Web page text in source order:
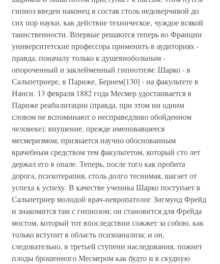
гипноз введен наконец в состав столь недоверчивой до
сих пор науки, как действие техническое, чуждое всякой
таинственности. Впервые решаются теперь во Франции
университетские профессора применить в аудиториях -
правда, поначалу только к душевнобольным -
опороченный и заклейменный гипнотизм: Шарко - в
Сальпетриере, в Париже, Бернем[130] - на факультете в
Нанси. 13 февраля 1882 года Месмер удостаивается в
Париже реабилитации (правда, при этом ни одним
словом не вспоминают о несправедливо обойденном
человеке): внушение, прежде именовавшееся
месмеризмом, признается научно обоснованным
врачебным средством тем факультетом, который сто лет
держал его в опале. Теперь, после того как пробита
дорога, психотерапия, столь долго теснимая, шагает от
успеха к успеху. В качестве ученика Шарко поступает в
Сальпетриер молодой врач-невропатолог Зигмунд Фрейд
и знакомится там с гипнозом; он становится для Фрейда
мостом, который тот впоследствии сожжет за собою, как
только вступит в область психоанализа; и он,
следовательно, в третьей ступени наследования, пожнет
плоды брошенного Месмером как будто и в скудную